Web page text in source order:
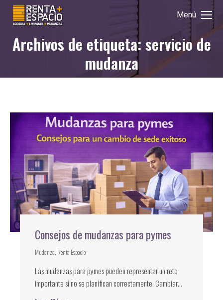
Menú
Archivos de etiqueta: servicio de
mudanza
Estás aquí:
Consejos de mudanzas para pymes
Mudanza Renta Espacio
Las mudanzas para pymes pueden representar un reto
importante si no se planifican correctamente. Cambiar…